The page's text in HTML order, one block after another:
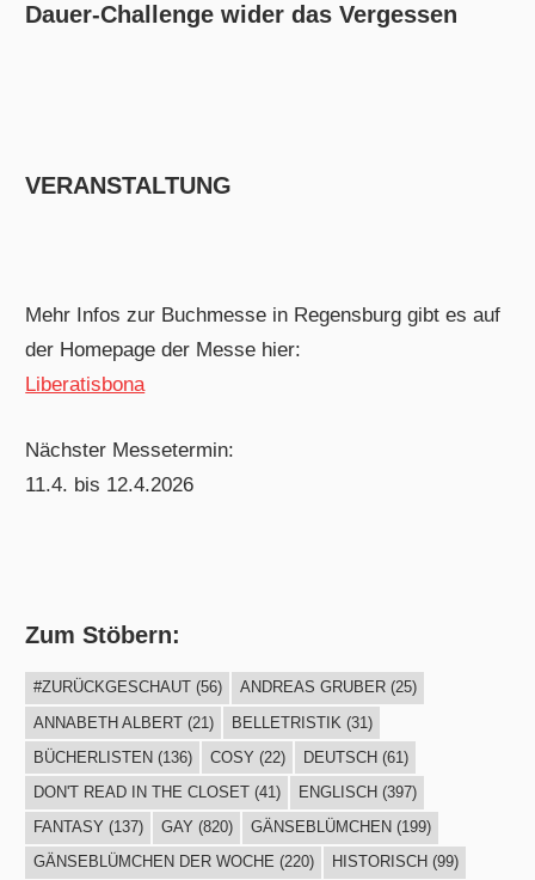
Dauer-Challenge wider das Vergessen
VERANSTALTUNG
Mehr Infos zur Buchmesse in Regensburg gibt es auf
der Homepage der Messe hier:
Liberatisbona
Nächster Messetermin:
11.4. bis 12.4.2026
Zum Stöbern:
#ZURÜCKGESCHAUT(56) ANDREAS GRUBER(25)
ANNABETH ALBERT(21) BELLETRISTIK (31)
BÜCHERLISTEN (136) COSY (22) DEUTSCH (61)
DON'T READ IN THE CLOSET(41) ENGLISCH (397)
FANTASY (137) GAY (820) GÄNSEBLÜMCHEN (199)
GÄNSEBLÜMCHEN DER WOCHE (220) HISTORISCH (99)